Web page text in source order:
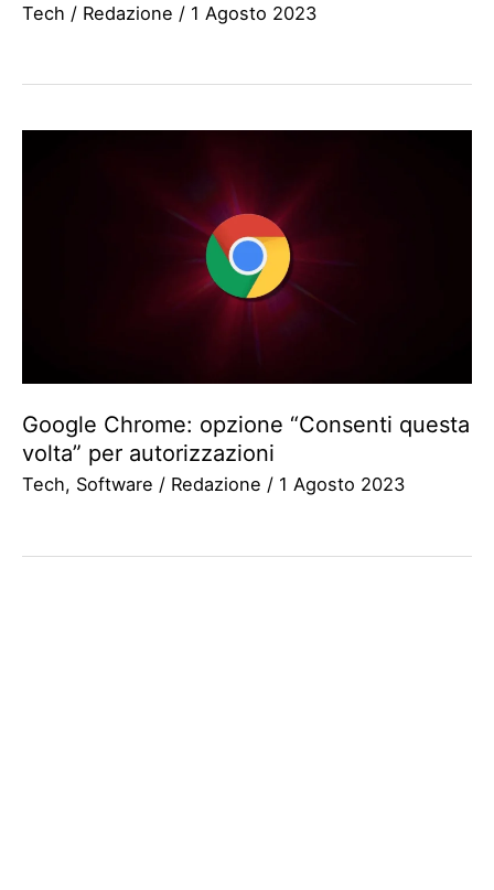
Tech / Redazione / 1 Agosto 2023
Google Chrome: opzione “Consenti questa
volta” per autorizzazioni
Tech, Software / Redazione / 1 Agosto 2023